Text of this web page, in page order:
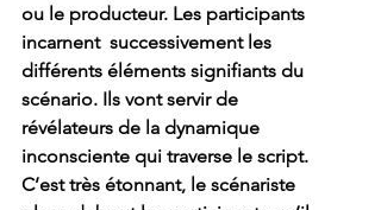
ou le producteur. Les participants
incarnent  successivement les
différents éléments signifiants du
scénario. Ils vont servir de
révélateurs de la dynamique
inconsciente qui traverse le script.
C’est très étonnant, le scénariste